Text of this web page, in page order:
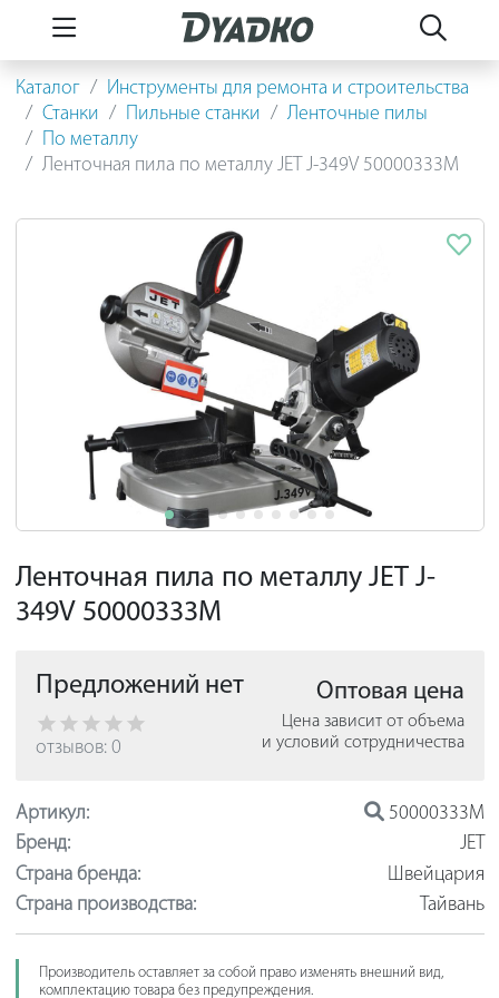
Каталог
Инструменты для ремонта и строительства
Станки
Пильные станки
Ленточные пилы
По металлу
Ленточная пила по металлу JET J-349V 50000333M
Ленточная пила по металлу JET J-
349V 50000333M
Предложений нет
отзывов: 0
Оптовая цена
Цена зависит от объема
и условий сотрудничества
Артикул:
50000333M
Бренд:
JET
Страна бренда:
Швейцария
Страна производства:
Тайвань
Производитель оставляет за собой право изменять внешний вид,
комплектацию товара без предупреждения.